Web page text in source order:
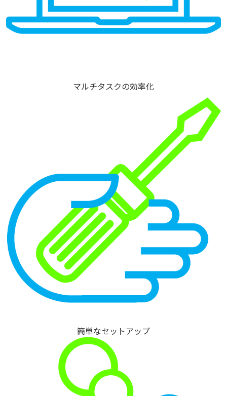
マルチタスクの効率化
簡単なセットアップ